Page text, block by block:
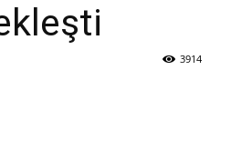
3914